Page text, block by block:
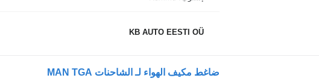
KB AUTO EESTI OÜ
ضاغط مكيف الهواء لـ الشاحنات MAN TGA